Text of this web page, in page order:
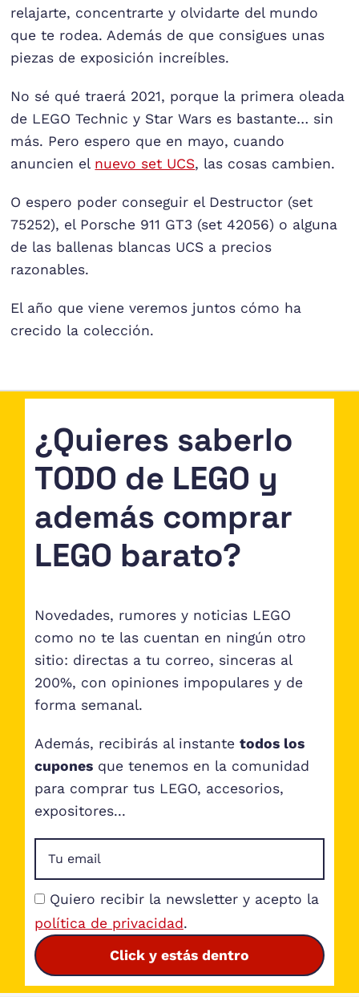
relajarte, concentrarte y olvidarte del mundo
que te rodea. Además de que consigues unas
piezas de exposición increíbles.
No sé qué traerá 2021, porque la primera oleada
de LEGO Technic y Star Wars es bastante… sin
más. Pero espero que en mayo, cuando
anuncien el nuevo set UCS, las cosas cambien.
O espero poder conseguir el Destructor (set
75252), el Porsche 911 GT3 (set 42056) o alguna
de las ballenas blancas UCS a precios
razonables.
El año que viene veremos juntos cómo ha
crecido la colección.
¿Quieres saberlo
TODO de LEGO y
además comprar
LEGO barato?
Novedades, rumores y noticias LEGO
como no te las cuentan en ningún otro
sitio: directas a tu correo, sinceras al
200%, con opiniones impopulares y de
forma semanal.
Además, recibirás al instante todos los
cuponesque tenemos en la comunidad
para comprar tus LEGO, accesorios,
expositores...
Quiero recibir la newsletter y acepto la
política de privacidad.
Click y estás dentro